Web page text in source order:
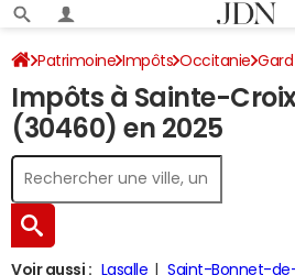
Patrimoine Impôts Occitanie Gard
Sainte-Croix-de-Caderle Impôt sur le
Impôts à Sainte-
(30460) en 2025
Voir aussi : Lasalle Saint-Bonnet-